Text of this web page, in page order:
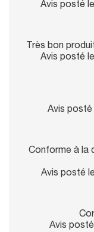
Avis posté
Très bon
Avis posté
Avis
Conforme à la
Avis posté
Avis